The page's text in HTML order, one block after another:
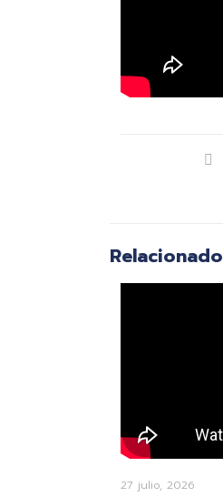
Relacionado
27 julio, 2026